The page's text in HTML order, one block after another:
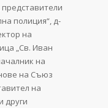
полиция“, д-
на
„Св. Иван
на
на Съюз
на
други